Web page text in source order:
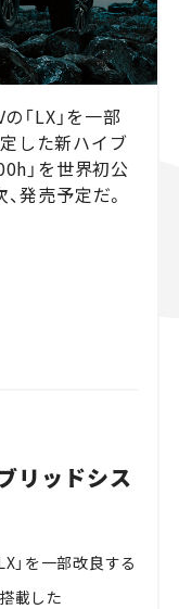
「LX」を一部
した新ハイブ
」を世界初公
発売予定だ。
リッドシス
」を一部改良する
載した